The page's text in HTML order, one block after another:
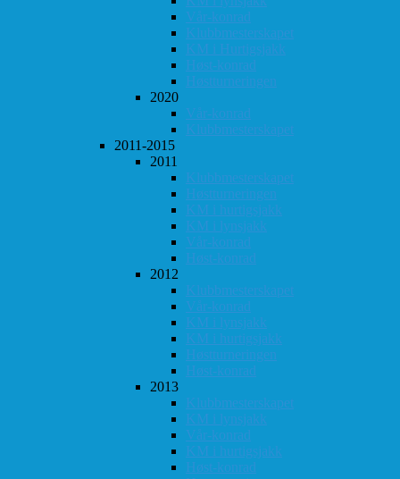
Vår-konrad
Klubbmesterskapet
KM i Hurtigsjakk
Høst-konrad
Høstturneringen
2020
Vår-konrad
Klubbmesterskapet
2011-2015
2011
Klubbmesterskapet
Høstturneringen
KM i hurtigsjakk
KM i lynsjakk
Vår-konrad
Høst-konrad
2012
Klubbmesterskapet
Vår-konrad
KM i lynsjakk
KM i hurtigsjakk
Høstturneringen
Høst-konrad
2013
Klubbmesterskapet
KM i lynsjakk
Vår-konrad
KM i hurtigsjakk
Høst-konrad